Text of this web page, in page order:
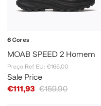
6 Cores
MOAB SPEED 2 Homem
Preço Ref EU: €165,00
Sale Price
€111,93 €159,90